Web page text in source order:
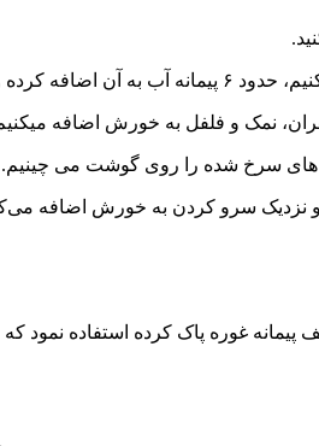
تا گوشت پخته شود.
نمک و فلفل به خورش اضافه
سرو کردن به خورش اضافه
غوره پاک کرده استفاده نمود